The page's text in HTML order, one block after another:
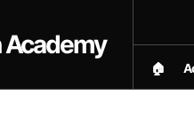
Academy
🏠︎